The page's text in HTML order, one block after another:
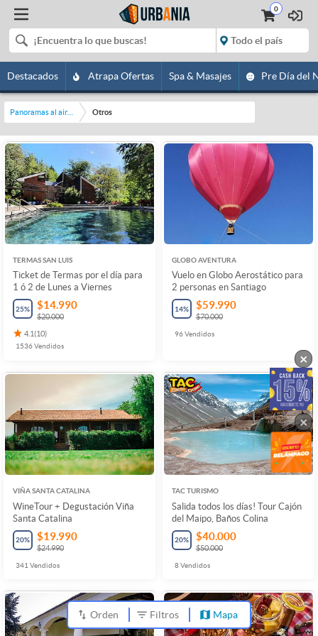
0
Destacados Atrapa Ofertas Spa & Masajes Pre Día del
Panoramas al aire libre Otros
TERMAS SAN LUIS
Ticket de Termas por el día para
1 ó 2 de Lunes a Viernes
25% $14.990
$20.000
4.1(10)
1536Vendidos
GLOBO AVENTURA
Vuelo en Globo Aerostático para
2 personas en Santiago
14% $59.990
$70.000
96Vendidos
VIÑA SANTA CATALINA
WineTour + Degustación Viña
Santa Catalina
20% $19.990
$24.990
341 Vendidos
TAC TURISMO
Salida todos los días! Tour Cajón
del Maipo, Baños Colina
20% $40.000
$50.000
8Vendidos
Orden Filtros Mapa
×
×